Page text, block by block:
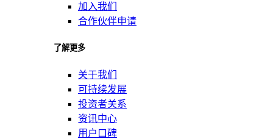
加入我们
合作伙伴申请
了解更多
关于我们
可持续发展
投资者关系
资讯中心
用户口碑